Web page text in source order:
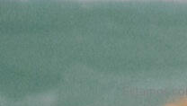
Estamos